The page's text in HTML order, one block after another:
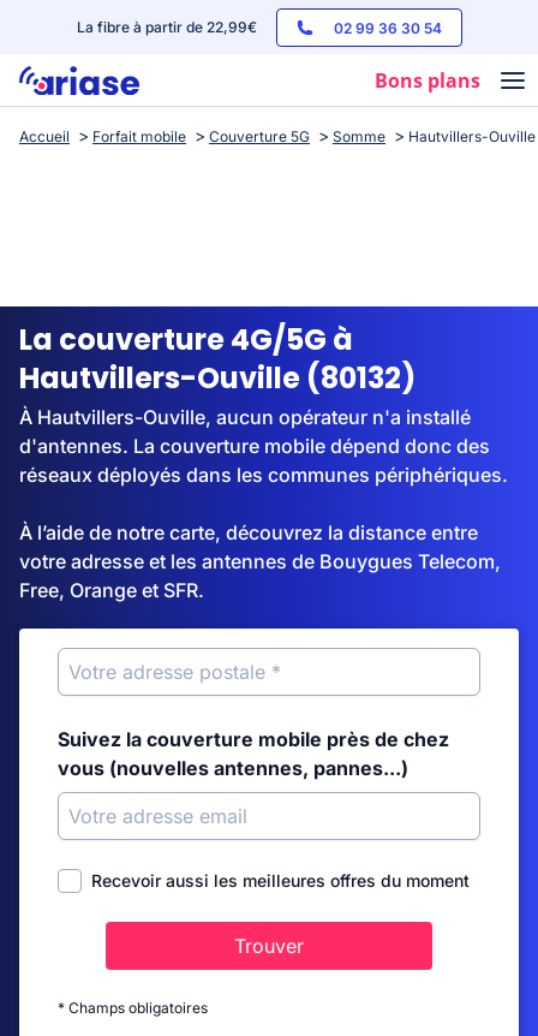
La fibre à partir de 22,99€ 02 99 36 30 54
Bons plans
Box internet
Streaming
Accueil Forfait mobile Couverture 5G Somme Hautvillers-Ouville
La couverture 4G/5G à
Hautvillers-Ouville (80132)
À Hautvillers-Ouville, aucun opérateur n'a installé
d'antennes. La couverture mobile dépend donc des
réseaux déployés dans les communes périphériques.
À l’aide de notre carte, découvrez la distance entre
votre adresse et les antennes de Bouygues Telecom,
Free, Orange et SFR.
Suivez la couverture mobile près de chez
vous (nouvelles antennes, pannes...)
Recevoir aussi les meilleures offres du moment
Trouver
* Champs obligatoires